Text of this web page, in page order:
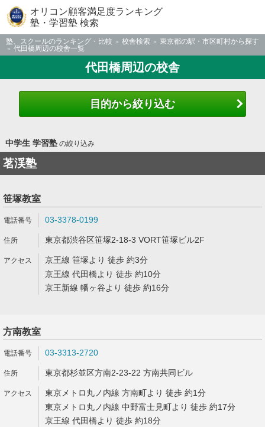
オリコン顧客満足度ランキング
塾・学習塾 検索
塾、スクールのランキング・比較 校舎検索
東京都の駅・市区町村から探す
代田橋周辺の校舎一覧
代田橋周辺の校舎
目的から絞り込む
中学生 学習塾の絞り込み
茗渓塾
笹塚教室
03-3378-0199
東京都渋谷区笹塚2-18-3 VORT笹塚ビル2F
京王線 笹塚より 徒歩 約3分
京王線 代田橋より 徒歩 約10分
京王新線 幡ヶ谷より 徒歩 約16分
方南教室
03-3313-2720
東京都杉並区方南2-23-22 方南共同ビル
東京メトロ丸ノ内線 方南町より 徒歩 約1分
東京メトロ丸ノ内線 中野富士見町より 徒歩 約17分
京王線 代田橋より 徒歩 約18分